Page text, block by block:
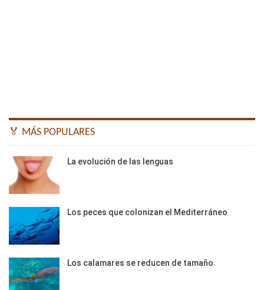
🏅 MÁS POPULARES
La evolución de las lenguas
Los peces que colonizan el Mediterráneo
Los calamares se reducen de tamaño